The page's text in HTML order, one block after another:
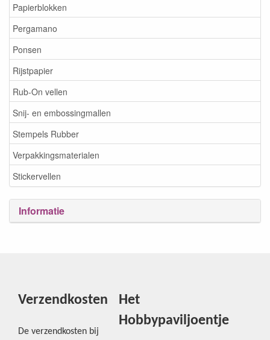
Papierblokken
Pergamano
Ponsen
Rijstpapier
Rub-On vellen
Snij- en embossingmallen
Stempels Rubber
Verpakkingsmaterialen
Stickervellen
Informatie
Verzendkosten
De verzendkosten bij
Het
Hobbypaviljoentje